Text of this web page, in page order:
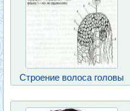
Строение волоса головы